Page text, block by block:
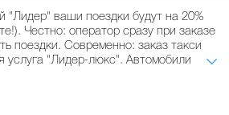
"Лидер" ваши поездки будут на 20%
Честно: оператор сразу при заказе
поездки. Современно: заказ такси
услуга "Лидер-люкс". Автомобили
от 300 руб./час. Действуют VIP-карты